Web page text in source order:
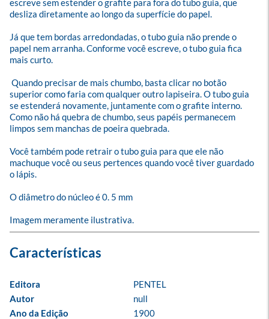
escreve sem estender o grafite para fora do tubo guia, que
desliza diretamente ao longo da superfície do papel.
Já que tem bordas arredondadas, o tubo guia não prende o
papel nem arranha. Conforme você escreve, o tubo guia fica
mais curto.
superior como faria com qualquer outro lapiseira. O tubo guia
se estenderá novamente, juntamente com o grafite interno.
Como não há quebra de chumbo, seus papéis permanecem
limpos sem manchas de poeira quebrada.
Você também pode retrair o tubo guia para que ele não
machuque você ou seus pertences quando você tiver guardado
o lápis.
O diâmetro do núcleo é 0. 5 mm
Imagem meramente ilustrativa.
Editora
PENTEL
Autor
null
Ano da Edição
1900